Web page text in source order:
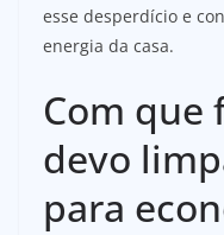
esse desperdício e
energia da casa.
Com que
devo
para